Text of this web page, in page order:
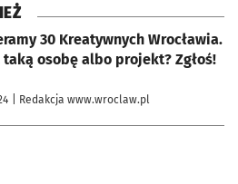
30 Kreatywnych Wrocławia.
taką osobę albo projekt? Zgłoś!
| Redakcja www.wroclaw.pl